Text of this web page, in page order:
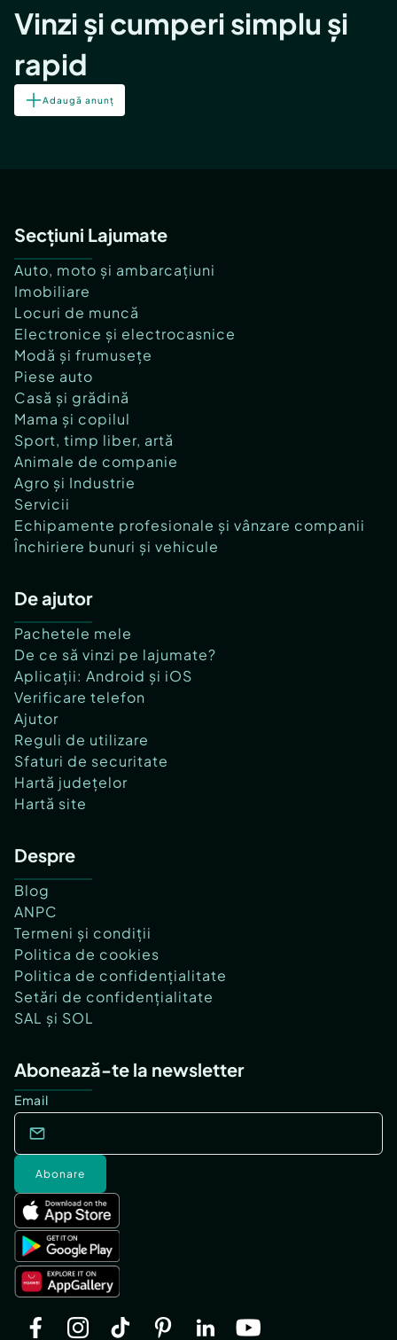
Vinzi și cumperi simplu și
rapid
Adaugă anunț
Secțiuni Lajumate
Auto, moto și ambarcațiuni
Imobiliare
Locuri de muncă
Electronice și electrocasnice
Modă și frumusețe
Piese auto
Casă și grădină
Mama și copilul
Sport, timp liber, artă
Animale de companie
Agro și Industrie
Servicii
Echipamente profesionale și vânzare companii
Închiriere bunuri și vehicule
De ajutor
Pachetele mele
De ce să vinzi pe lajumate?
Aplicații: Android și iOS
Verificare telefon
Ajutor
Reguli de utilizare
Sfaturi de securitate
Hartă județelor
Hartă site
Despre
Blog
ANPC
Termeni și condiții
Politica de cookies
Politica de confidențialitate
Setări de confidențialitate
SAL și SOL
Abonează-te la newsletter
Email
Abonare